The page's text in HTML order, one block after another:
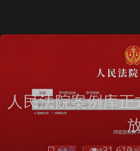
人民法院案例库